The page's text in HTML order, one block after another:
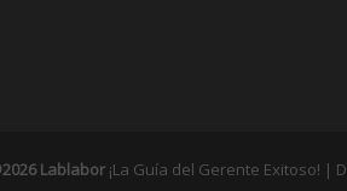
Lablabor ¡La Guía del Gerente Exitoso! |